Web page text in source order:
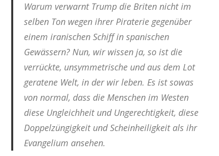
Warum verwarnt Trump die Briten nicht im
selben Ton wegen ihrer Piraterie gegenüber
einem iranischen Schiff in spanischen
Gewässern? Nun, wir wissen ja, so ist die
verrückte, unsymmetrische und aus dem Lot
geratene Welt, in der wir leben. Es ist sowas
von normal, dass die Menschen im Westen
diese Ungleichheit und Ungerechtigkeit, diese
Doppelzüngigkeit und Scheinheiligkeit als ihr
Evangelium ansehen.